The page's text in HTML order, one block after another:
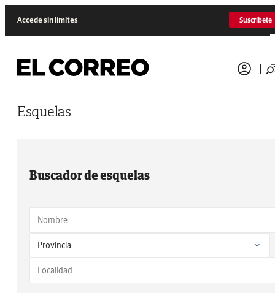
Accede sin límites Suscríbete
Esquelas
Buscador de esquelas